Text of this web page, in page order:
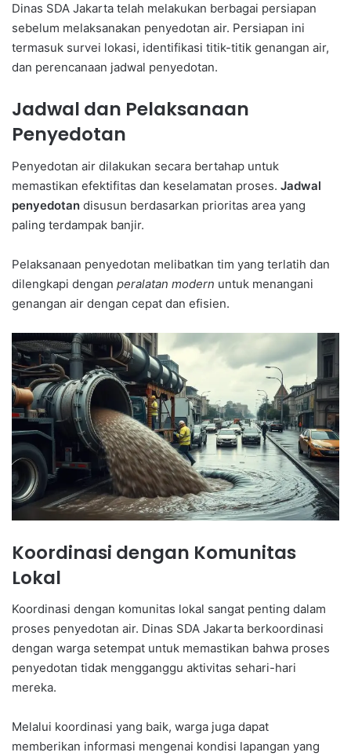
Dinas SDA Jakarta telah melakukan berbagai persiapan
sebelum melaksanakan penyedotan air. Persiapan ini
termasuk survei lokasi, identifikasi titik-titik genangan air,
dan perencanaan jadwal penyedotan.
Jadwal dan Pelaksanaan
Penyedotan
Penyedotan air dilakukan secara bertahap untuk
memastikan efektifitas dan keselamatan proses. Jadwal
penyedotan disusun berdasarkan prioritas area yang
paling terdampak banjir.
Pelaksanaan penyedotan melibatkan tim yang terlatih dan
dilengkapi dengan peralatan modern untuk menangani
genangan air dengan cepat dan efisien.
Koordinasi dengan Komunitas
Lokal
Koordinasi dengan komunitas lokal sangat penting dalam
proses penyedotan air. Dinas SDA Jakarta berkoordinasi
dengan warga setempat untuk memastikan bahwa proses
penyedotan tidak mengganggu aktivitas sehari-hari
mereka.
Melalui koordinasi yang baik, warga juga dapat
memberikan informasi mengenai kondisi lapangan yang